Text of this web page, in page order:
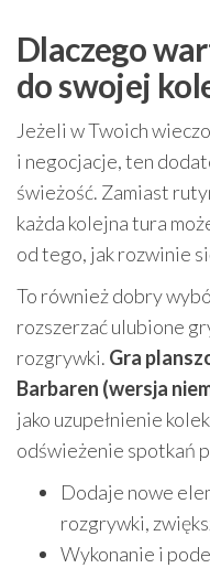
Dlaczego
do swojej
Jeżeli w Twoich
i negocjacje, ten
świeżość. Zamiast
każda kolejna tura
od tego, jak rozwinie
To również dobry
rozszerzać ulubione
rozgrywki. Gra
Barbaren (wersja
jako uzupełnienie
odświeżenie spotkań
Dodaje nowe
rozgrywki,
Wykonanie i